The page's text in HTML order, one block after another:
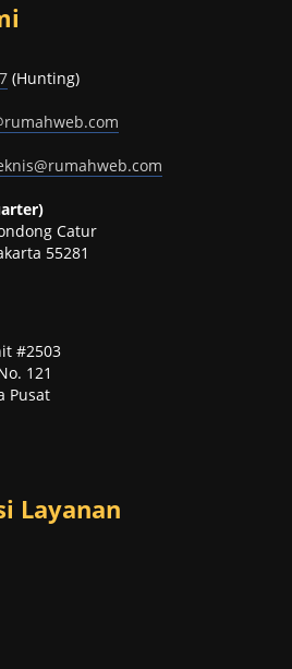
(Hunting)
Catur
55281
#2503
121
Pusat
Layanan